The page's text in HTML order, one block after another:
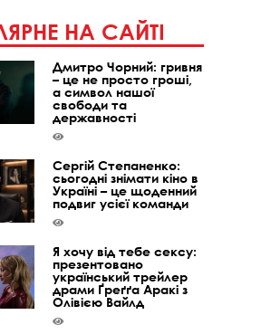
НА САЙТІ
Дмитро Чорний: гривня
– це не просто гроші,
а символ нашої
свободи та
державності
Сергій Степаненко:
сьогодні знімати кіно в
Україні – це щоденний
подвиг усієї команди
Я хочу від тебе сексу:
презентовано
український трейлер
драми Ґреґґа Аракі з
Олівією Вайлд